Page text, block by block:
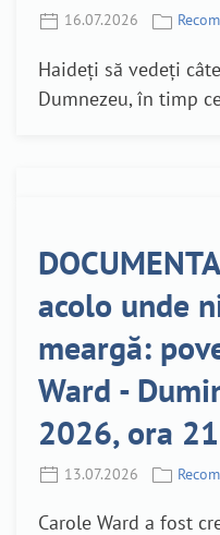
16.07.2026
Haideți să vedeți
Dumnezeu, în timp
acolo unde
meargă:
Ward -
2026, ora 21
13.07.2026
Carole Ward a fost